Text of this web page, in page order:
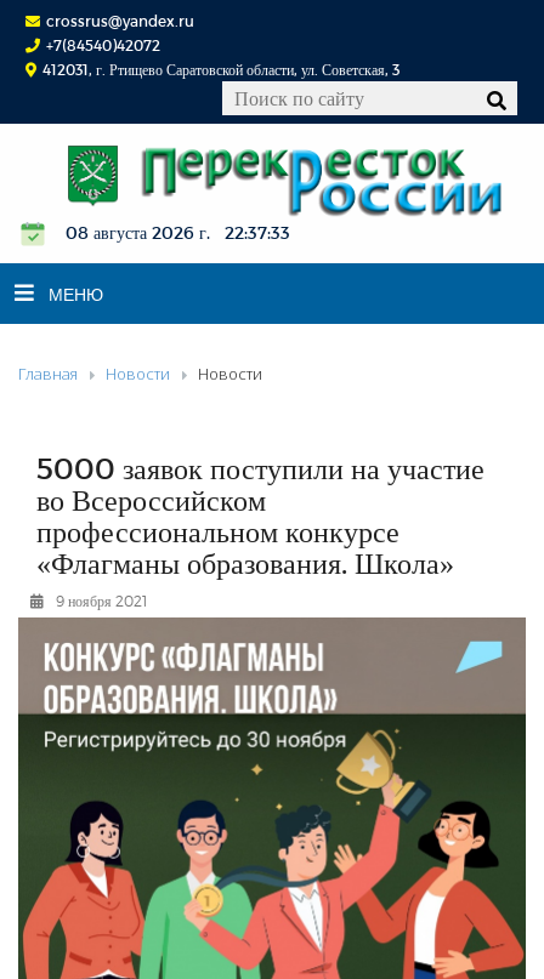
crossrus@yandex.ru
+7(84540)42072
412031, г. Ртищево Саратовской области, ул. Советская, 3
08 августа 2026 г. 22:37:34
МЕНЮ
НОВОСТИ
К СВЕДЕНИЮ
КОНКУРСЫ
ФОТОРЕПОРТАЖИ
РЕКЛАМОДАТЕЛЯМ
ОБЪЯВЛЕНИЯ
КОНТАКТЫ
Главная Новости Новости
5000 заявок поступили на участие
во Всероссийском
профессиональном конкурсе
«Флагманы образования. Школа»
9 ноября 2021